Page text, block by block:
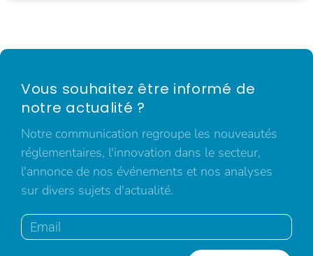
Vous souhaitez être informé de
notre actualité ?
Notre communication regroupe les nouveautés
réglementaires, l'innovation dans le secteur,
l'annonce de nos événements et nos analyses
sur divers sujets d'actualité.